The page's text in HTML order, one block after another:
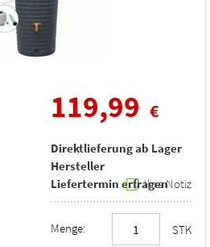
119,99 €
Direktlieferung ab Lager
Hersteller
Liefertermin erfragenIhre Notiz
Menge: STK